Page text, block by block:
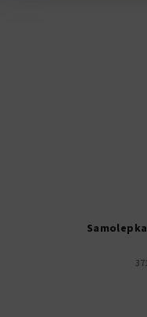
Samolepka